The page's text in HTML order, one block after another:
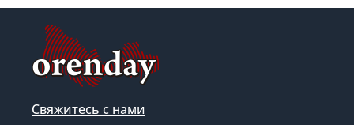
Свяжитесь с нами